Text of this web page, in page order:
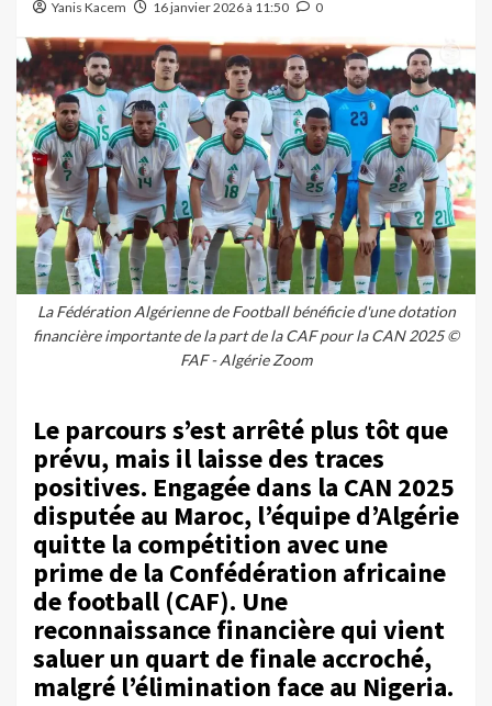
Yanis Kacem 16 janvier 2026 à 11:50 0
La Fédération Algérienne de Football bénéficie d'une dotation
financière importante de la part de la CAF pour la CAN 2025 ©
FAF - Algérie Zoom
Le parcours s’est arrêté plus tôt que
prévu, mais il laisse des traces
positives. Engagée dans la CAN 2025
disputée au Maroc, l’équipe d’Algérie
quitte la compétition avec une
prime de la Confédération africaine
de football (CAF). Une
reconnaissance financière qui vient
saluer un quart de finale accroché,
malgré l’élimination face au Nigeria.